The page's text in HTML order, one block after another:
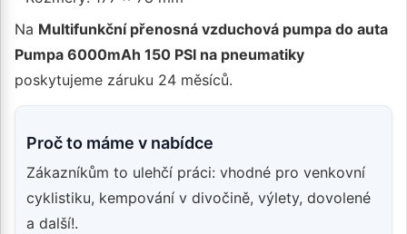
Na Multifunkční přenosná vzduchová pumpa do auta
Pumpa 6000mAh 150 PSI na pneumatiky
poskytujeme záruku 24 měsíců.
Proč to máme v nabídce
Zákazníkům to ulehčí práci: vhodné pro venkovní
cyklistiku, kempování v divočině, výlety, dovolené
a další!.